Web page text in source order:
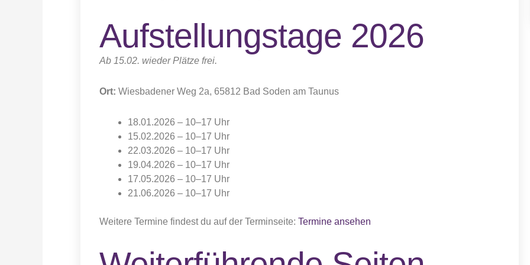
Aufstellungstage 2026
Ab 15.02. wieder Plätze frei.
Ort: Wiesbadener Weg 2a, 65812 Bad Soden am Taunus
18.01.2026 – 10–17 Uhr
15.02.2026 – 10–17 Uhr
22.03.2026 – 10–17 Uhr
19.04.2026 – 10–17 Uhr
17.05.2026 – 10–17 Uhr
21.06.2026 – 10–17 Uhr
Weitere Termine findest du auf der Terminseite: Termine ansehen